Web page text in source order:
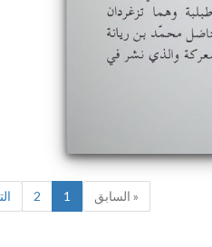
« السابق 1
2